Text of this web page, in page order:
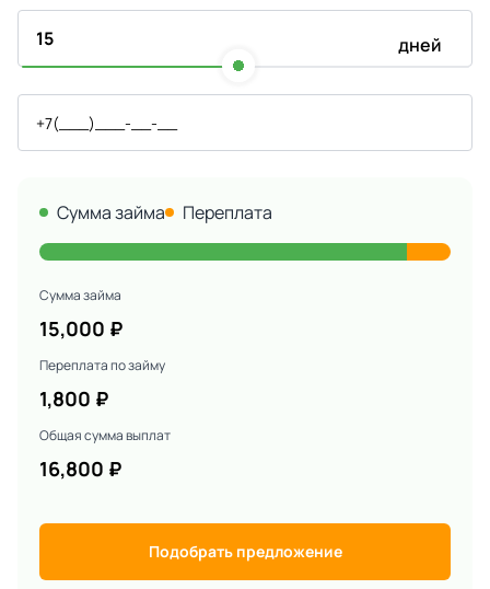
дней
Сумма займа Переплата
Сумма займа
15,000 ₽
Переплата по займу
1,800 ₽
Общая сумма выплат
16,800 ₽
Подобрать предложение